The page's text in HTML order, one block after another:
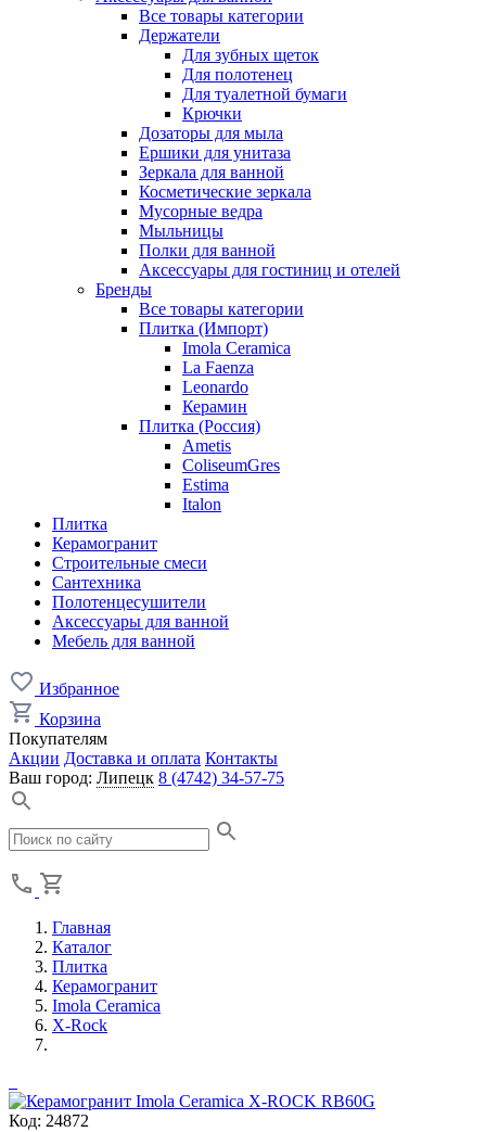
Все товары категории
Держатели
Для зубных щеток
Для полотенец
Для туалетной бумаги
Крючки
Дозаторы для мыла
Ершики для унитаза
Зеркала для ванной
Косметические зеркала
Мусорные ведра
Мыльницы
Полки для ванной
Аксессуары для гостиниц и отелей
Бренды
Все товары категории
Плитка (Импорт)
Imola Ceramica
La Faenza
Leonardo
Керамин
Плитка (Россия)
Ametis
ColiseumGres
Estima
Italon
Плитка
Керамогранит
Строительные смеси
Сантехника
Полотенцесушители
Аксессуары для ванной
Мебель для ванной
Избранное
Корзина
Покупателям
Акции Доставка и оплата Контакты
Ваш город: Липецк 8 (4742) 34-57-75
Главная
Каталог
Плитка
Керамогранит
Imola Ceramica
X-Rock
Код: 24872